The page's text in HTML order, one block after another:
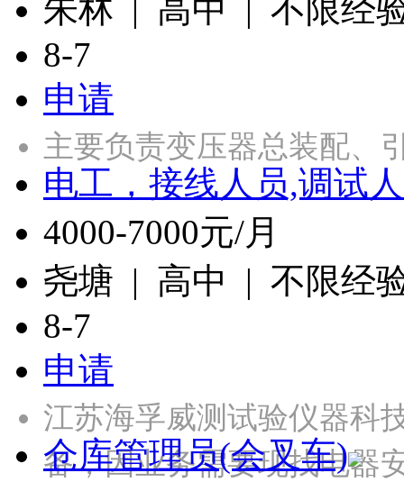
朱林 | 高中 | 不限经
8-7
申请
主要负责变压器总装配
电工，接线人员,调试
4000-7000元/月
尧塘 | 高中 | 不限经
8-7
申请
江苏海孚威测试验仪器科
备，因业务需要现找电
仓库管理员(会叉车)